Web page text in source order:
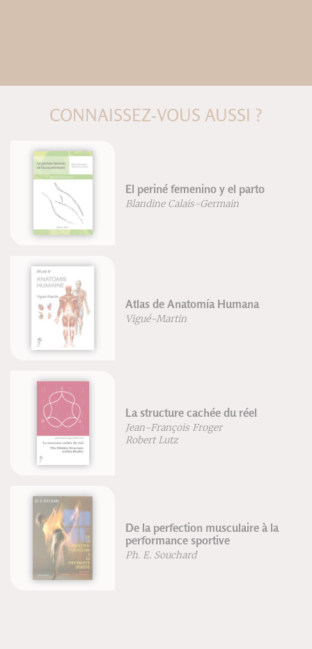
CONNAISSEZ-VOUS AUSSI ?
El periné femenino y el parto
Blandine Calais-Germain
Atlas de Anatomía Humana
Vigué-Martin
La structure cachée du réel
Jean-François Froger
Robert Lutz
De la perfection musculaire à la
performance sportive
Ph. E. Souchard